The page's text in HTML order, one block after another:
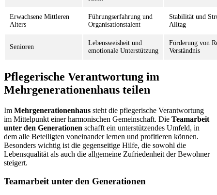
Erwachsene Mittleren
Alters
Führungserfahrung und
Organisationstalent
Stabilität und
Alltag
Senioren
Lebensweisheit und
emotionale Unterstützung
Förderung von
Verständnis
Pflegerische Verantwortung im
Mehrgenerationenhaus teilen
Im Mehrgenerationenhaus steht die pflegerische Verantwortung
im Mittelpunkt einer harmonischen Gemeinschaft. Die Teamarbeit
unter den Generationen schafft ein unterstützendes Umfeld, in
dem alle Beteiligten voneinander lernen und profitieren können.
Besonders wichtig ist die gegenseitige Hilfe, die sowohl die
Lebensqualität als auch die allgemeine Zufriedenheit der Bewohner
steigert.
Teamarbeit unter den Generationen